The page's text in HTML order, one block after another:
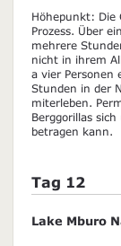
Höhepunkt: Die
Prozess. Über
mehrere
nicht in ihrem
a vier Personen
Stunden in der
miterleben.
Berggorillas
betragen kann.
Tag 12
Lake Mburo